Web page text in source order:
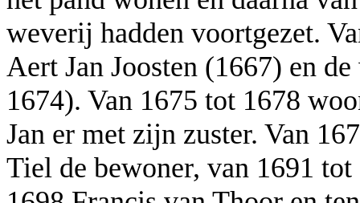
weverij hadden voortgezet.
Aert Jan Joosten (1667) en
1674). Van 1675 tot 1678
Jan er met zijn zuster. Van
Tiel de bewoner, van 1691